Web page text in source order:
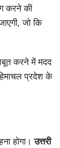
करने की
जो कि
करने में मदद
प्रदेश के
होगा।उत्तरी